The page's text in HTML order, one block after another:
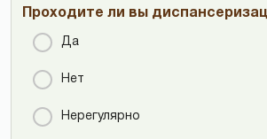
Проходите ли вы
Да
Нет
Нерегулярно